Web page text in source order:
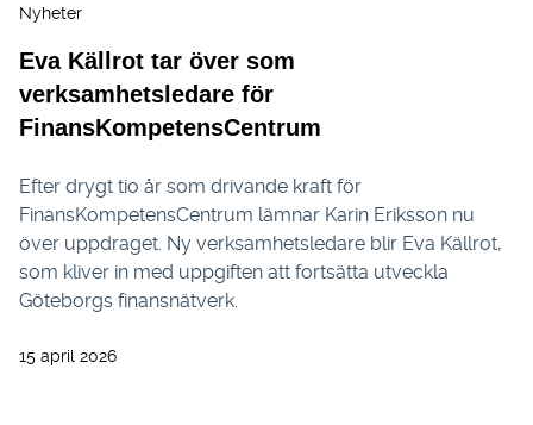
Nyheter
Eva Källrot tar över som
verksamhetsledare för
FinansKompetensCentrum
Efter drygt tio år som drivande kraft för
FinansKompetensCentrum lämnar Karin Eriksson nu
över uppdraget. Ny verksamhetsledare blir Eva Källrot,
som kliver in med uppgiften att fortsätta utveckla
Göteborgs finansnätverk.
15 april 2026